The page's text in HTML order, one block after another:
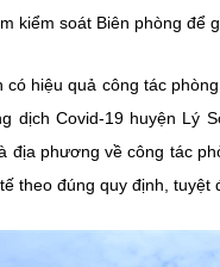
kiểm soát Biên phòng để
có hiệu quả công tác
dịch Covid-19 huyện Lý
địa phương về công tác
theo đúng quy định,